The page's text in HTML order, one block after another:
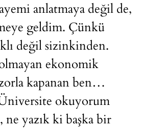
anlatmaya değil de,
geldim. Çünkü
değil sizinkinden.
ekonomik
kapanan ben…
Üniversite okuyorum
ne yazık ki başka bir